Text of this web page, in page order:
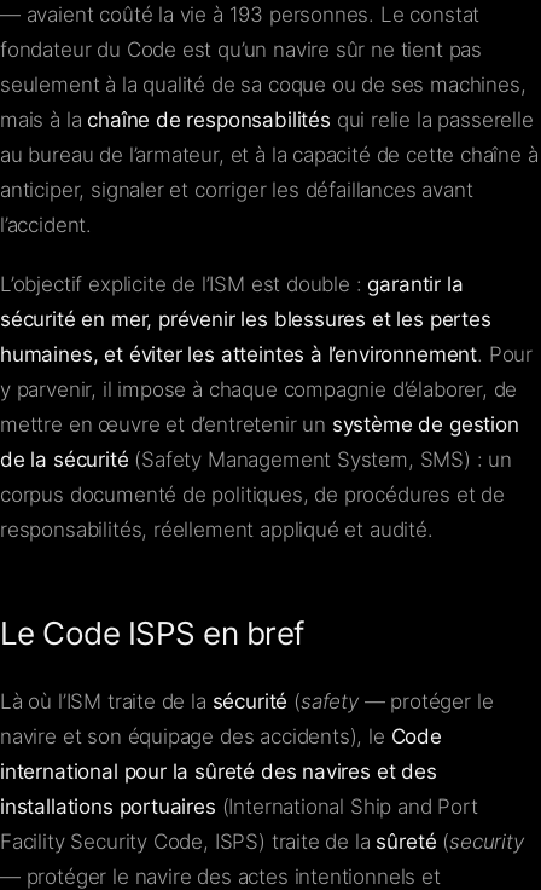
— avaient coûté la vie à 193 personnes. Le constat
fondateur du Code est qu’un navire sûr ne tient pas
seulement à la qualité de sa coque ou de ses machines,
mais à lachaîne de responsabilités qui relie la passerelle
au bureau de l’armateur, et à la capacité de cette chaîne à
anticiper, signaler et corriger les défaillances avant
l’accident.
L’objectif explicite de l’ISM est double :garantir la
sécurité en mer, prévenir les blessures et les pertes
humaines, et éviter les atteintes à l’environnement. Pour
y parvenir, il impose à chaque compagnie d’élaborer, de
mettre en œuvre et d’entretenir un système de gestion
de la sécurité (Safety Management System, SMS) : un
corpus documenté de politiques, de procédures et de
responsabilités, réellement appliqué et audité.
Le Code ISPS en bref
Là où l’ISM traite de la sécurité (safety— protéger le
navire et son équipage des accidents), le Code
international pour la sûreté des navires et des
installations portuaires (International Ship and Port
Facility Security Code, ISPS) traite de la sûreté (security
— protéger le navire des actes intentionnels et